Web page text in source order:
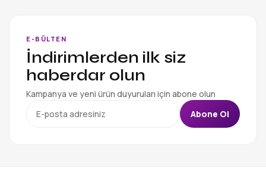
E-BÜLTEN
İndirimlerden ilk siz
haberdar olun
Kampanya ve yeni ürün duyuruları için abone olun
Abone Ol